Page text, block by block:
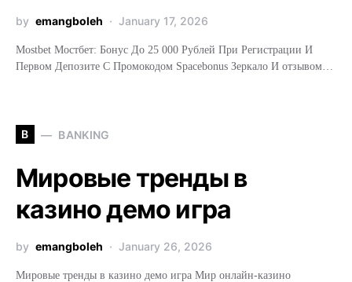
by emangboleh January 17, 2026
Mostbet Мостбет: Бонус До 25 000 Рублей При Регистрации И
Первом Депозите С Промокодом Spacebonus Зеркало И отзывом…
B BANKING
Мировые тренды в
казино демо игра
by emangboleh January 26, 2026
Мировые тренды в казино демо игра Мир онлайн-казино